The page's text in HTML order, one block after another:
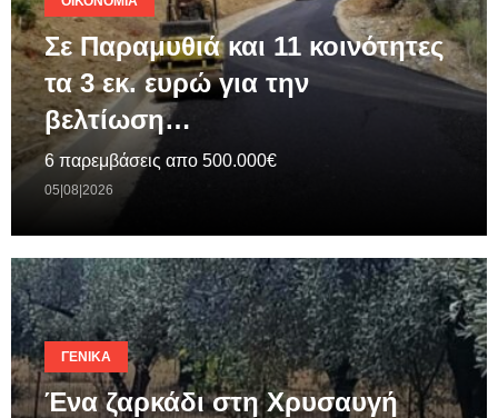
Σε Παραμυθιά και 11 κοινότητες
τα 3 εκ. ευρώ για την
βελτίωση…
6 παρεμβάσεις απο 500.000€
05|08|2026
ΓΕΝΙΚΆ
Ένα ζαρκάδι στη Χρυσαυγή